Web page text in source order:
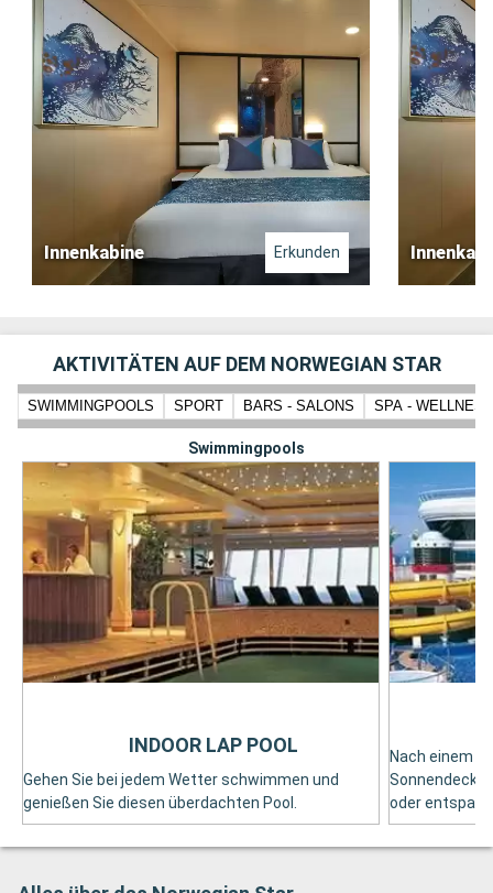
Innenkabine Erkunden
AKTIVITÄTEN AUF DEM NORWEGIAN STAR
SWIMMINGPOOLS SPORT BARS - SALONS SPA - WELLNESS
Swimmingpools
Gehen Sie bei jedem Wetter schwimmen und
genießen Sie diesen überdachten Pool.
INDOOR LAP POOL
Nach einem
oder